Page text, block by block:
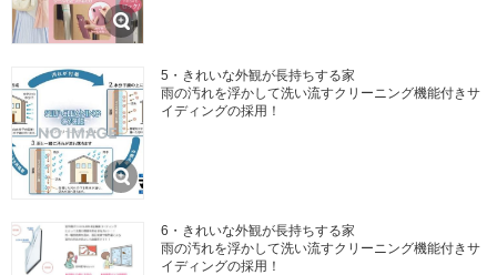
5・きれいな外観が長持ちする家
雨の汚れを浮かして洗い流すクリーニング機能付きサ
イディングの採用！
6・きれいな外観が長持ちする家
雨の汚れを浮かして洗い流すクリーニング機能付きサ
イディングの採用！